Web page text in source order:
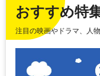
おすすめ特
注目の映画やドラマ、人